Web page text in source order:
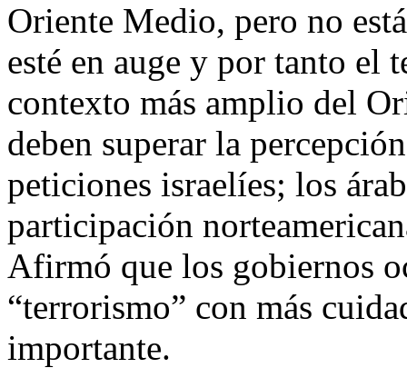
Oriente Medio, pero no
esté en auge y por tanto el
contexto más amplio del
deben superar la
peticiones israelíes; los
participación
Afirmó que los gobiernos
“terrorismo” con más
importante.